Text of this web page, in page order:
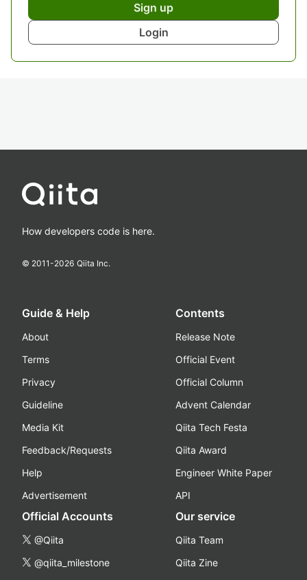
Sign up
Login
How developers code is here.
© 2011-2026 Qiita Inc.
Guide & Help
About
Terms
Privacy
Guideline
Media Kit
Feedback/Requests
Help
Advertisement
Contents
Release Note
Official Event
Official Column
Advent Calendar
Qiita Tech Festa
Qiita Award
Engineer White Paper
API
Official Accounts
@Qiita
@qiita_milestone
Our service
Qiita Team
Qiita Zine